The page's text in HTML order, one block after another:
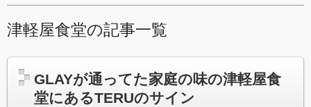
津軽屋食堂の記事一覧
GLAYが通ってた家庭の味の津軽屋食
堂にあるTERUのサイン